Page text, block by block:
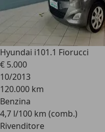
Hyundai i101.1 Fiorucci
€ 5.000
10/2013
120.000 km
Benzina
4,7 l/100 km (comb.)
Rivenditore